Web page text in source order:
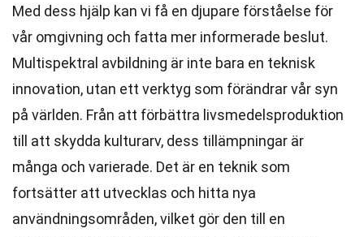
Med dess hjälp kan vi få en djupare förståelse för
vår omgivning och fatta mer informerade beslut.
Multispektral avbildning är inte bara en teknisk
innovation, utan ett verktyg som förändrar vår syn
på världen. Från att förbättra livsmedelsproduktion
till att skydda kulturarv, dess tillämpningar är
många och varierade. Det är en teknik som
fortsätter att utvecklas och hitta nya
användningsområden, vilket gör den till en